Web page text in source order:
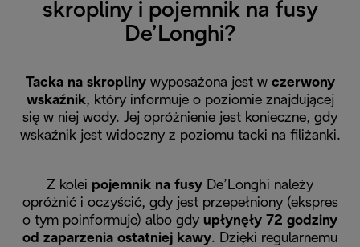
skropliny i pojemnik na fusy
De’Longhi?
Tacka na skroplinywyposażona jest w czerwony
wskaźnik, który informuje o poziomie znajdującej
się w niej wody. Jej opróżnienie jest konieczne, gdy
wskaźnik jest widoczny z poziomu tacki na filiżanki.
Z kolei pojemnik na fusy De’Longhi należy
opróżnić i oczyścić, gdy jest przepełniony (ekspres
o tym poinformuje) albo gdy upłynęły 72 godziny
od zaparzenia ostatniej kawy. Dzięki regularnemu